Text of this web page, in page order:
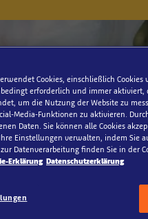
Cookies, einschließlich
erforderlich und immer
um die Nutzung der Website zu
Media-Funktionen zu aktivieren.
Daten. Sie können alle Cookies
Einstellungen verwalten, indem Sie
Datenverarbeitung finden Sie in der
Erklärung Datenschutzerklärung